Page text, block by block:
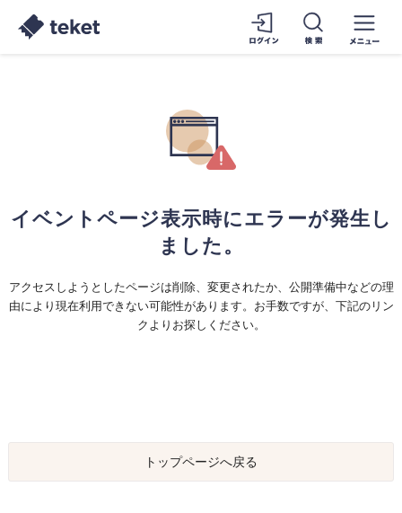
イベントページ表示時にエラーが発生し
ました。
アクセスしようとしたページは削除、変更されたか、公開準備中などの理
由により現在利用できない可能性があります。お手数ですが、下記のリン
クよりお探しください。
トップページへ戻る